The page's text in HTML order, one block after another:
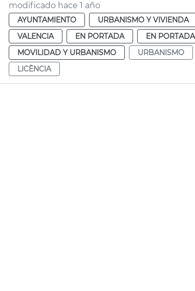
modificado hace 1 año
AYUNTAMIENTO URBANISMO Y VIVIENDA
VALENCIA
EN PORTADA EN
MOVILIDAD Y URBANISMO
URBANISMO
LICÈNCIA